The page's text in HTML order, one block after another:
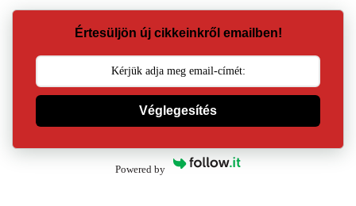
Értesüljön új cikkeinkről emailben!
Véglegesítés
Powered by